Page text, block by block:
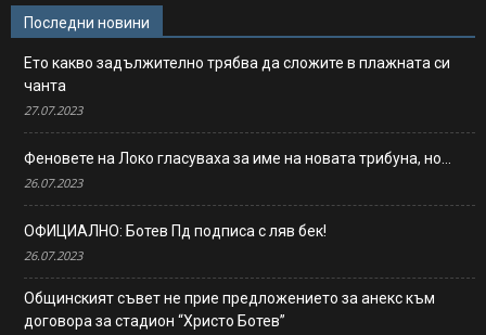
Последни новини
Ето какво задължително трябва да сложите в плажната си
чанта
27.07.2023
Феновете на Локо гласуваха за име на новата трибуна, но…
26.07.2023
ОФИЦИАЛНО: Ботев Пд подписа с ляв бек!
26.07.2023
Общинският съвет не прие предложението за анекс към
договора за стадион “Христо Ботев”